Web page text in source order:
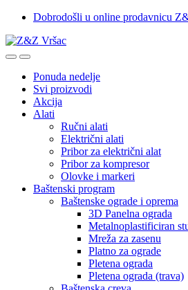
Skip
navigation
Skip
content
Dobrodošli u online prodavnicu
Ponuda nedelje
Svi proizvodi
Akcija
Alati
Ručni alati
Električni alati
Pribor za električni alat
Pribor za kompresor
Olovke i markeri
Baštenski program
Baštenske ograde i oprema
3D Panelna ograda
Metalnoplastificiran
Mreža za zasenu
Platno za ograde
Pletena ograda
Pletena ograda (trava)